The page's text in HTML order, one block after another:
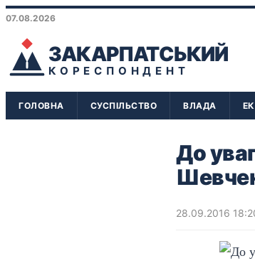
07.08.2026
ЗАКАРПАТСЬКИЙ
КОРЕСПОНДЕНТ
ГОЛОВНА СУСПІЛЬСТВО ВЛАДА
До
28.09.2016